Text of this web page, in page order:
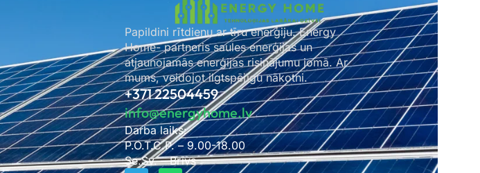
Papildini rītdienu ar tīru enerģiju. Energy
Home- partneris saules enerģijas un
atjaunojamās enerģijas risinājumu jomā. Ar
mums, veidojot ilgtspējīgu nākotni.
+371 22504459
info@energyhome.lv
Darba laiks:
P.O.T.C.P. – 9.00-18.00
Se.Sv. – Brīvs